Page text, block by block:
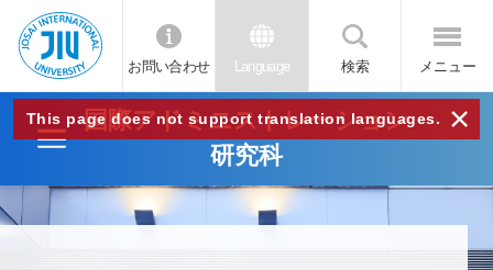
JIU
城西
国際
お問い合わせ Language 検索 メニュー
This page does not support translation languages. ×
国際アドミニストレーション
研究科